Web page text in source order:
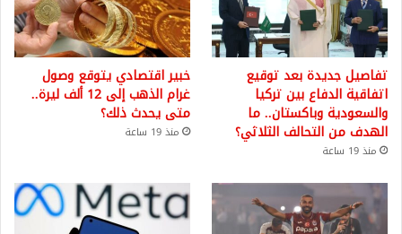
تفاصيل جديدة بعد توقيع
اتفاقية الدفاع بين تركيا
والسعودية وباكستان.. ما
الهدف من التحالف الثلاثي؟
منذ 19 ساعة
خبير اقتصادي يتوقع وصول
غرام الذهب إلى 12 ألف ليرة..
متى يحدث ذلك؟
منذ 19 ساعة